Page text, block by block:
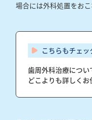
場合には外科処置をおこ
歯周外科治療につい
どこよりも詳しくお